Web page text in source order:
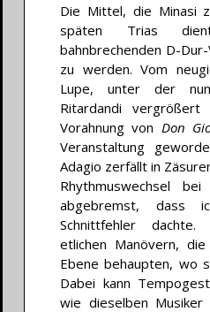
Die Mittel, die Minasi
späten Trias
bahnbrechenden D-
zu werden. Vom
Lupe, unter der
Ritardandi
Vorahnung von Don
Veranstaltung
Adagio zerfällt in
Rhythmuswechsel
abgebremst, dass
Schnittfehler
etlichen Manövern,
Ebene behaupten, wo
Dabei kann
wie dieselben